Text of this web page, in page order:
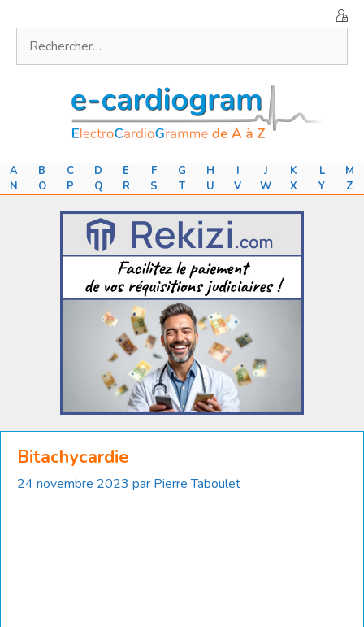
contenu
A B C D E F G H I J K L
M
N
O P Q R S T U V W X Y Z
Bitachycardie
24 novembre 2023 par Pierre Taboulet